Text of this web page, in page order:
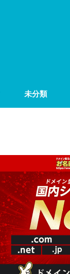
未分類